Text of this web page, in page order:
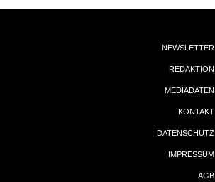
NEWSLETTER
REDAKTION
MEDIADATEN
KONTAKT
DATENSCHUTZ
IMPRESSUM
AGB